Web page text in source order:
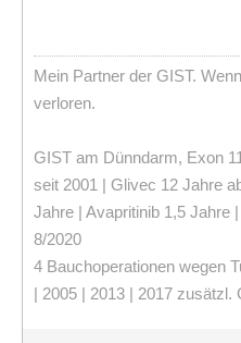
Mein Partner der GIST.
verloren.
GIST am Dünndarm, Exon
seit 2001 | Glivec 12 Jahre
Jahre | Avapritinib 1,5 Jahre
8/2020
4 Bauchoperationen wegen
| 2005 | 2013 | 2017 zusätzl.